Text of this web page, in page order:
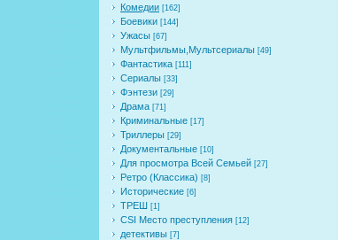
Комедии [162]
Боевики [144]
Ужасы [67]
Мультфильмы,Мультсериалы [49]
Фантастика [111]
Сериалы [33]
Фэнтези [29]
Драма [71]
Криминальные [17]
Триллеры [29]
Документальные [10]
Для просмотра Всей Семьей [27]
Ретро (Классика) [8]
Исторические [6]
ТРЕШ [1]
CSI Место преступления [12]
детективы [7]